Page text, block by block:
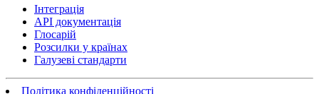
Інтеграція
API документація
Глосарій
Розсилки у країнах
Галузеві стандарти
Політика конфіденційності